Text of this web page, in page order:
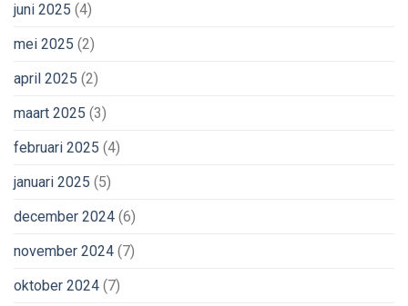
juni 2025 (4)
mei 2025 (2)
april 2025 (2)
maart 2025 (3)
februari 2025 (4)
januari 2025 (5)
december 2024 (6)
november 2024 (7)
oktober 2024 (7)